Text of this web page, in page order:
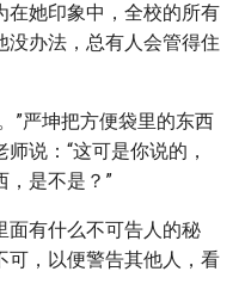
在她印象中，全校的所有
没办法，总有人会管得住
”严坤把方便袋里的东西
说：“这可是你说的，
，是不是？”
面有什么不可告人的秘
可，以便警告其他人，看